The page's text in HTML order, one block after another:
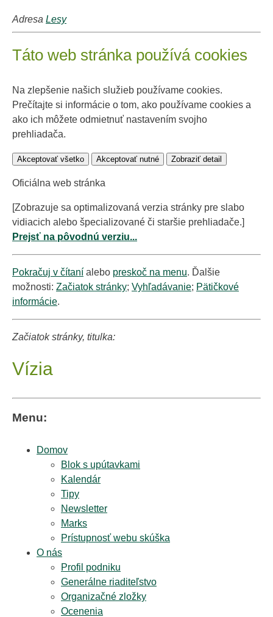
Adresa Lesy
Táto web stránka používá cookies
Na zlepšenie našich služieb používame cookies.
Prečítajte si informácie o tom, ako používame cookies a
ako ich môžete odmietnuť nastavením svojho
prehliadača.
Akceptovať všetko Akceptovať nutné Zobraziť detail
Oficiálna web stránka
[Zobrazuje sa optimalizovaná verzia stránky pre slabo
vidiacich alebo špecializované či staršie prehliadače.]
Prejsť na pôvodnú verziu...
Pokračuj v čítaní alebo preskoč na menu. Ďalšie
možnosti: Začiatok stránky; Vyhľadávanie; Pätičkové
informácie.
Začiatok stránky, titulka:
Vízia
Menu:
Domov
Blok s upútavkami
Kalendár
Tipy
Newsletter
Marks
Prístupnosť webu skúška
O nás
Profil podniku
Generálne riaditeľstvo
Organizačné zložky
Ocenenia